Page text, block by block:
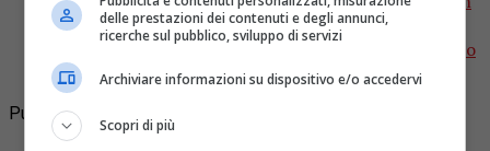
235mila spettatori, 400 contributi video, 1.500
personaggi e musicisti del mondo della musica e dello
sport...
Pubblicità
delle prestazioni dei contenuti e degli annunci,
ricerche sul pubblico, sviluppo di servizi
Archiviare informazioni su dispositivo e/o accedervi
Scopri di più